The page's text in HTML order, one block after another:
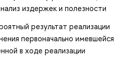
издержек и полезности
результат реализации
первоначально имевшейся
в ходе реализации